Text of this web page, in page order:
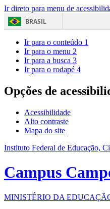
Ir direto para menu de
BRASIL
Ir para o conteúdo 1
Ir para o menu 2
Ir para a busca 3
Ir para o rodapé 4
Opções de
Acessibilidade
Alto contraste
Mapa do site
Instituto Federal de Educação,
Campus
MINISTÉRIO DA